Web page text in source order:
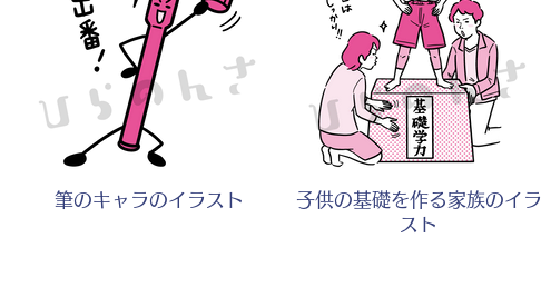
筆のキャラのイラスト
子供の基礎を作る家族のイラ
スト